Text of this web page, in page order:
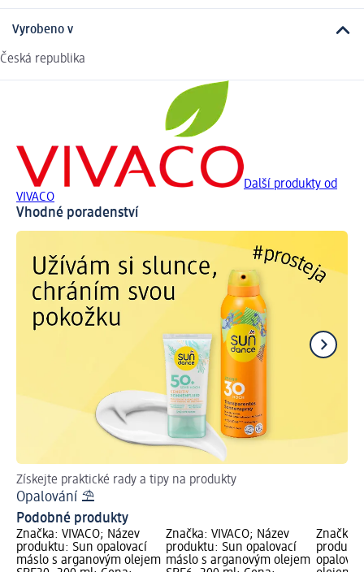
Vyrobeno v
Česká republika
Další produkty od
VIVACO
Vhodné poradenství
Získejte praktické rady a tipy na produkty
Opalování ⛱
Podobné produkty
Značka: VIVACO; Název
produktu: Sun opalovací
máslo s arganovým olejem
Značka: VIVACO; Název
produktu: Sun opalovací
máslo s arganovým olejem
Značka: